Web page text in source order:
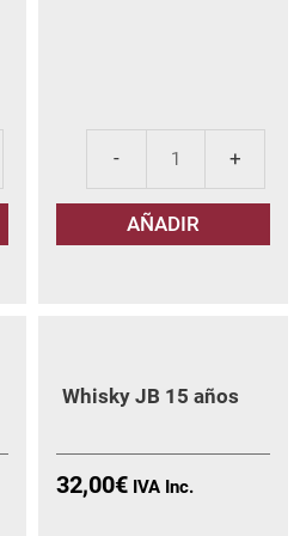
Jack
cantidad
JB
AÑADIR
Whisky JB 15 años
32,00€